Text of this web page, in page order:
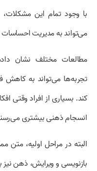
با وجود تمام این
می‌تواند به مدیریت
مطالعات مختلف نشان
تجربه‌ها می‌تواند به
کند. بسیاری از افراد وقتی
انسجام ذهنی بیشتری
البته در مراحل اولیه، متن
بازنویسی و ویرایش، ذهن